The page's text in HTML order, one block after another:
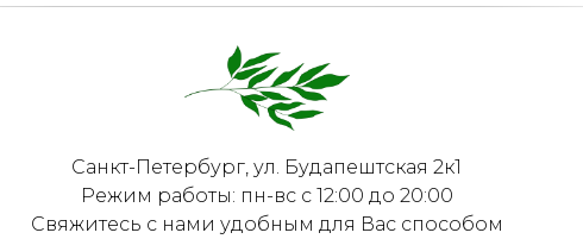
Санкт-Петербург, ул. Будапештская 2к1
Режим работы: пн-вс с 12:00 до 20:00
Свяжитесь с нами удобным для Вас способом